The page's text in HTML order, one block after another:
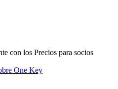
con los Precios para socios
One Key